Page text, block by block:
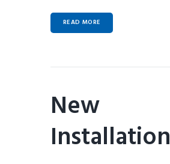
READ MORE
New
Installation